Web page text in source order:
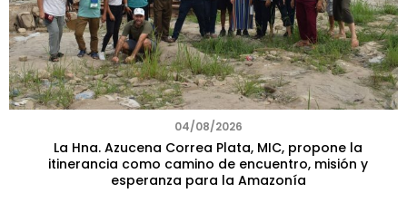
04/08/2026
La Hna. Azucena Correa Plata, MIC, propone la
itinerancia como camino de encuentro, misión y
esperanza para la Amazonía